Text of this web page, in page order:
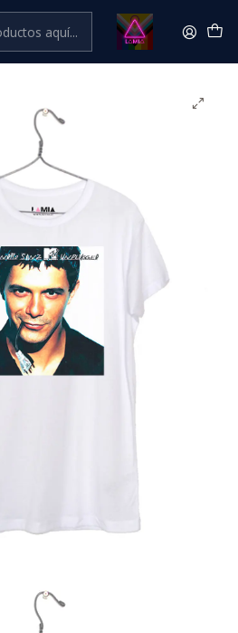
Classic Música Classic
MTV Unplugged #1